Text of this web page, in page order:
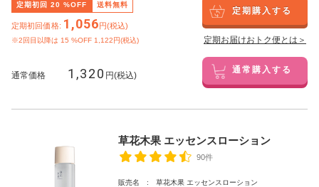
定期初回 20 %OFF 送料無料
定期初回価格: 1,056円(税込)
※2回目以降は 15 %OFF 1,122円(税込)
定期購入する
定期お届けおトク便とは＞
通常価格 1,320 円(税込) 通常購入する
草花木果 エッセンスローション
90件
販売名 : 草花木果 エッセンスローション